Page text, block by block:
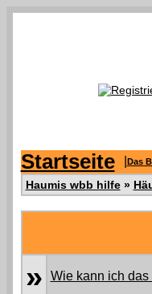
Startseite Das
Haumis wbb hilfe»
»
Wie kann ich